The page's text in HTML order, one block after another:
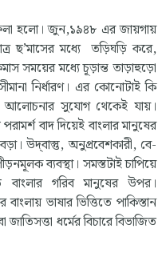
হলো। জুন,১৯৪৮ এর জায়গায়
ছ’মাসের মধ্যে তড়িঘড়ি করে,
সময়ের মধ্যে চূড়ান্ত তাড়াহুড়ো
নির্ধারণ। এর কোনোটাই কি
আলোচনার সুযোগ থেকেই যায়।
বাদ দিয়েই বাংলার মানুষের
উদ্‌বাস্তু, অনুপ্রবেশকারী, বে-
ব্যবস্থা। সমস্তটাই চাপিয়ে
বাংলার গরিব মানুষের উপর।
ভাষার ভিত্তিতে পাকিস্তান
ধর্মের বিচারে বিভাজিত